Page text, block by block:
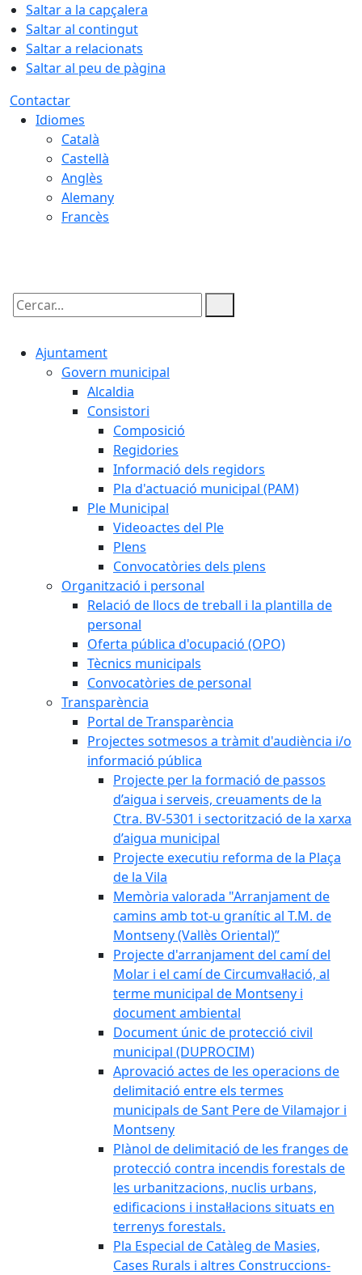
Saltar a la capçalera
Saltar al contingut
Saltar a relacionats
Saltar al peu de pàgina
Contactar
Idiomes
Català
Castellà
Anglès
Alemany
Francès
Cercar:
Ajuntament
Govern municipal
Alcaldia
Consistori
Composició
Regidories
Informació dels regidors
Pla d'actuació municipal (PAM)
Ple Municipal
Videoactes del Ple
Plens
Convocatòries dels plens
Organització i personal
Relació de llocs de treball i la plantilla de
personal
Oferta pública d'ocupació (OPO)
Tècnics municipals
Convocatòries de personal
Transparència
Portal de Transparència
Projectes sotmesos a tràmit d'audiència i/o
informació pública
Projecte per la formació de passos
d’aigua i serveis, creuaments de la
Ctra. BV-5301 i sectorització de la xarxa
d’aigua municipal
Projecte executiu reforma de la Plaça
de la Vila
Memòria valorada "Arranjament de
camins amb tot-u granític al T.M. de
Montseny (Vallès Oriental)”
Projecte d'arranjament del camí del
Molar i el camí de Circumval·lació, al
terme municipal de Montseny i
document ambiental
Document únic de protecció civil
municipal (DUPROCIM)
Aprovació actes de les operacions de
delimitació entre els termes
municipals de Sant Pere de Vilamajor i
Montseny
Plànol de delimitació de les franges de
protecció contra incendis forestals de
les urbanitzacions, nuclis urbans,
edificacions i instal·lacions situats en
terrenys forestals.
Pla Especial de Catàleg de Masies,
Cases Rurals i altres Construccions-